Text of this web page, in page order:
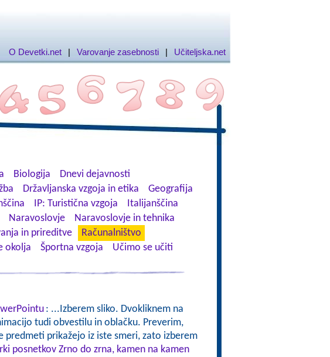
O Devetki.net | Varovanje zasebnosti | Učiteljska.net
Biologija
Dnevi dejavnosti
Državljanska vzgoja in etika
Geografija
IP: Turistična vzgoja
Italijanščina
Naravoslovje
Naravoslovje in tehnika
in prireditve
Računalništvo
okolja Športna vzgoja
Učimo se učiti
: ...Izberem sliko. Dvokliknem na
tudi obvestilu in oblačku. Preverim,
predmeti prikažejo iz iste smeri, zato izberem
posnetkov Zrno do zrna, kamen na kamen